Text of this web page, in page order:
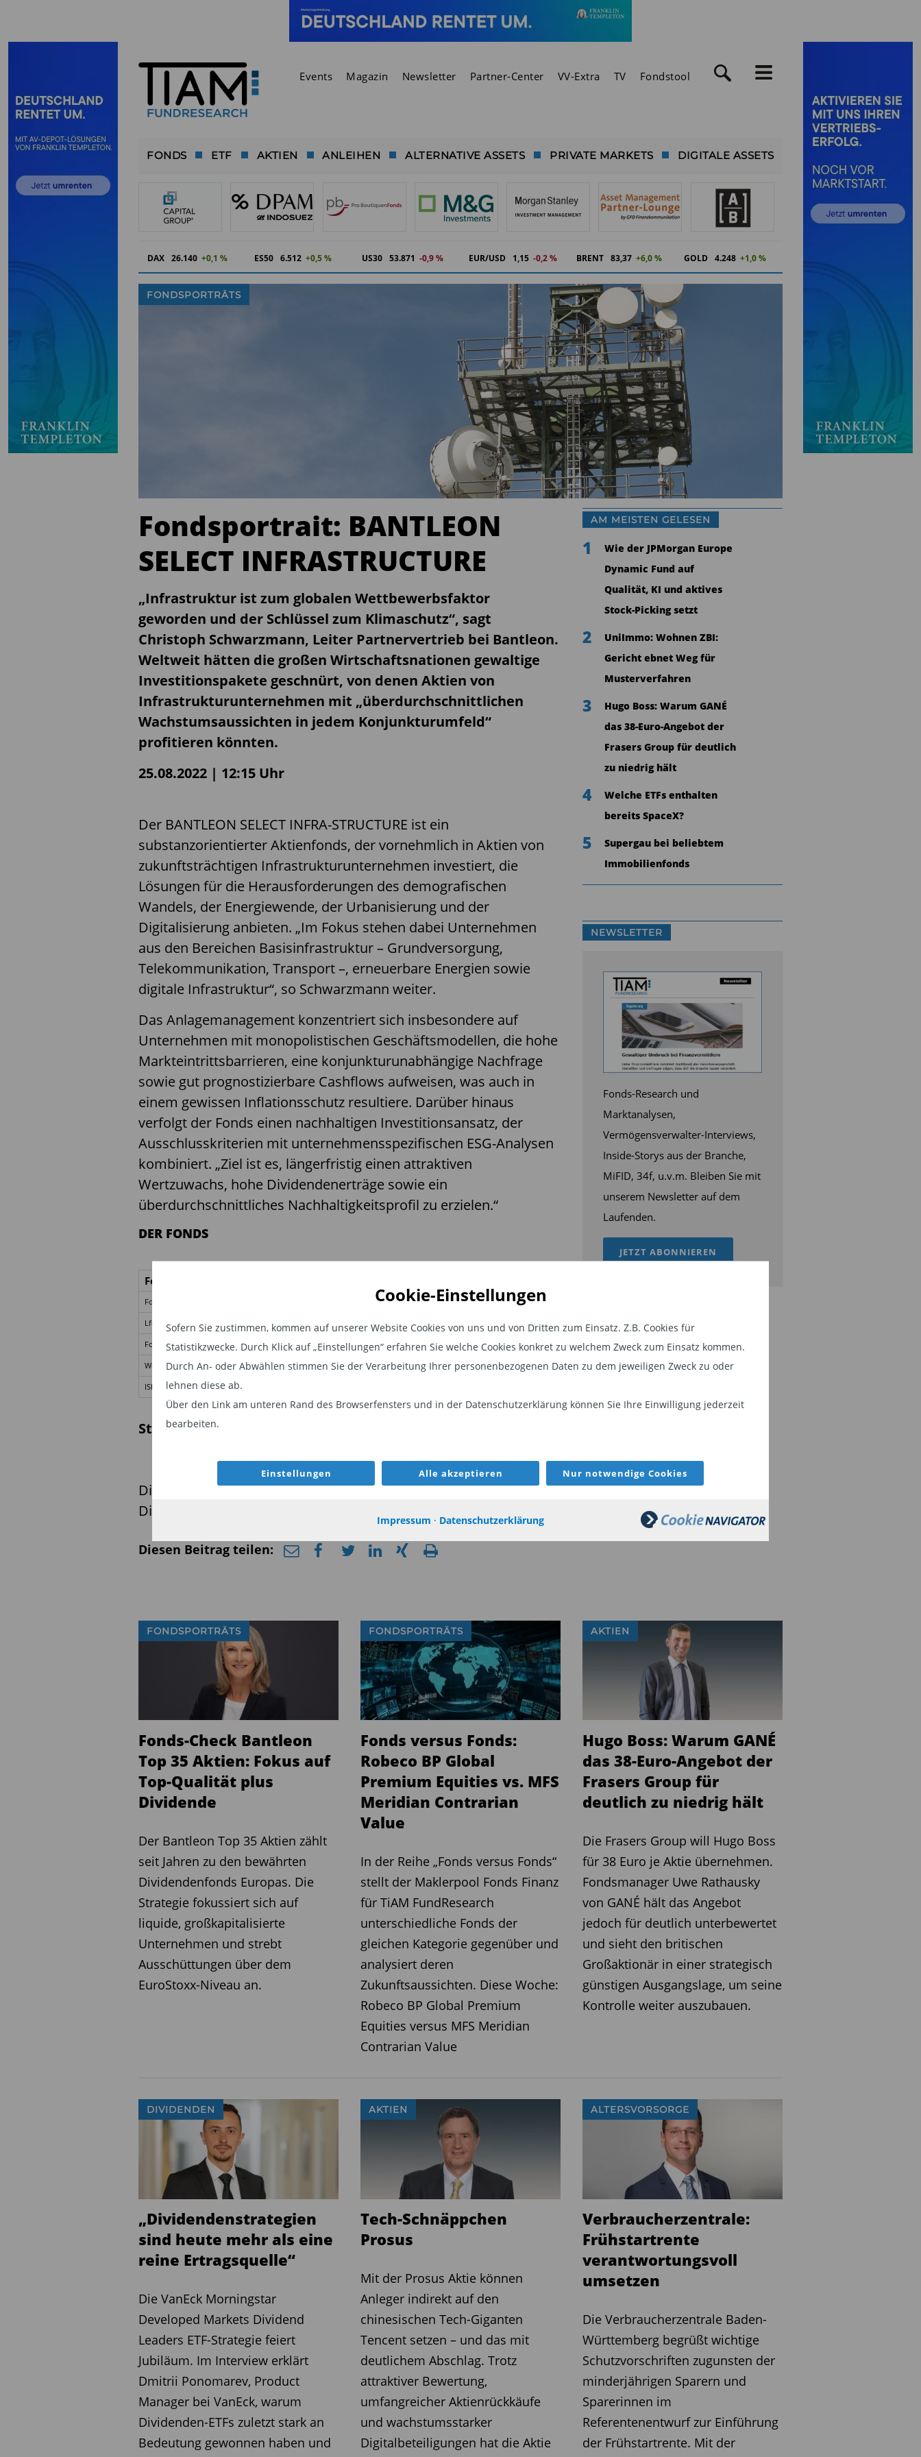
Cookie-Einstellungen
Sofern Sie zustimmen, kommen auf unserer Website Cookies von uns und von Dritten zum Einsatz. Z.B. Cookies für
Statistikzwecke. Durch Klick auf „Einstellungen“ erfahren Sie welche Cookies konkret zu welchem Zweck zum Einsatz kommen.
Durch An- oder Abwählen stimmen Sie der Verarbeitung Ihrer personenbezogenen Daten zu dem jeweiligen Zweck zu oder
lehnen diese ab.
Über den Link am unteren Rand des Browserfensters und in der Datenschutzerklärung können Sie Ihre Einwilligung jederzeit
bearbeiten.
Einstellungen Alle akzeptieren Nur notwendige Cookies
Impressum · Datenschutzerklärung
Events Magazin Newsletter Partner-Center VV-Extra TV Fondstool
FONDS ETF AKTIEN ANLEIHEN ALTERNATIVE ASSETS PRIVATE MARKETS DIGITALE ASSETS
DAX 26.140 +0,1 % ES50 6.512 +0,5 % US30 53.871 -0,9 % EUR/USD 1,15 -0,2 % BRENT 83,37 +6,0 % GOLD 4.248 +1,0 %
FONDSPORTRÄTS
Fondsportrait: BANTLEON
SELECT INFRASTRUCTURE
„Infrastruktur ist zum globalen Wettbewerbsfaktor
geworden und der Schlüssel zum Klimaschutz“, sagt
Christoph Schwarzmann, Leiter Partnervertrieb bei Bantleon.
Weltweit hätten die großen Wirtschaftsnationen gewaltige
Investitionspakete geschnürt, von denen Aktien von
Infrastrukturunternehmen mit „überdurchschnittlichen
Wachstumsaussichten in jedem Konjunkturumfeld“
profitieren könnten.
25.08.2022 | 12:15 Uhr
Der BANTLEON SELECT INFRA-STRUCTURE ist ein
substanzorientierter Aktienfonds, der vornehmlich in Aktien von
zukunftsträchtigen Infrastrukturunternehmen investiert, die
Lösungen für die Herausforderungen des demografischen
Wandels, der Energiewende, der Urbanisierung und der
Digitalisierung anbieten. „Im Fokus stehen dabei Unternehmen
aus den Bereichen Basisinfrastruktur – Grundversorgung,
Telekommunikation, Transport –, erneuerbare Energien sowie
digitale Infrastruktur“, so Schwarzmann weiter.
Das Anlagemanagement konzentriert sich insbesondere auf
Unternehmen mit monopolistischen Geschäftsmodellen, die hohe
Markteintrittsbarrieren, eine konjunkturunabhängige Nachfrage
sowie gut prognostizierbare Cashflows aufweisen, was auch in
einem gewissen Inflationsschutz resultiere. Darüber hinaus
verfolgt der Fonds einen nachhaltigen Investitionsansatz, der
Ausschlusskriterien mit unternehmensspezifischen ESG-Analysen
kombiniert. „Ziel ist es, längerfristig einen attraktiven
Wertzuwachs, hohe Dividendenerträge sowie ein
überdurchschnittliches Nachhaltigkeitsprofil zu erzielen.“
DER FONDS
Fondsname
Fondsstart
Lfd. Fondskosten 0,97 % (TER)
Fondsvolumen 71,0 Mio. €
Wertzuw. 3 Jahre 4,31 % p. a.
ISIN
Stand: 31.03.2022
Dieses Fondsportrait gehört zur "TiAM Round Table Megatrends:
Die Gewinnerthemen für dieses Jahrzehnt" -
Diesen Beitrag teilen:
AM MEISTEN GELESEN
1
Wie der JPMorgan Europe
Dynamic Fund auf
Qualität, KI und aktives
Stock-Picking setzt
2
UniImmo: Wohnen ZBI:
Gericht ebnet Weg für
Musterverfahren
3
Hugo Boss: Warum GANÉ
das 38-Euro-Angebot der
Frasers Group für deutlich
zu niedrig hält
4
Welche ETFs enthalten
bereits SpaceX?
5
Supergau bei beliebtem
Immobilienfonds
NEWSLETTER
Fonds-Research und
Marktanalysen,
Vermögensverwalter-Interviews,
Inside-Storys aus der Branche,
MiFID, 34f, u.v.m. Bleiben Sie mit
unserem Newsletter auf dem
Laufenden.
JETZT ABONNIEREN
FONDSPORTRÄTS
Fonds-Check Bantleon
Top 35 Aktien: Fokus auf
Top-Qualität plus
Dividende
Der Bantleon Top 35 Aktien zählt
seit Jahren zu den bewährten
Dividendenfonds Europas. Die
Strategie fokussiert sich auf
liquide, großkapitalisierte
Unternehmen und strebt
Ausschüttungen über dem
EuroStoxx-Niveau an.
FONDSPORTRÄTS
Fonds versus Fonds:
Robeco BP Global
Premium Equities vs. MFS
Meridian Contrarian
Value
In der Reihe „Fonds versus Fonds“
stellt der Maklerpool Fonds Finanz
für TiAM FundResearch
unterschiedliche Fonds der
gleichen Kategorie gegenüber und
analysiert deren
Zukunftsaussichten. Diese Woche:
Robeco BP Global Premium
Equities versus MFS Meridian
Contrarian Value
AKTIEN
Hugo Boss: Warum GANÉ
das 38-Euro-Angebot der
Frasers Group für
deutlich zu niedrig hält
Die Frasers Group will Hugo Boss
für 38 Euro je Aktie übernehmen.
Fondsmanager Uwe Rathausky
von GANÉ hält das Angebot
jedoch für deutlich unterbewertet
und sieht den britischen
Großaktionär in einer strategisch
günstigen Ausgangslage, um seine
Kontrolle weiter auszubauen.
DIVIDENDEN
„Dividendenstrategien
sind heute mehr als eine
reine Ertragsquelle“
Die VanEck Morningstar
Developed Markets Dividend
Leaders ETF-Strategie feiert
Jubiläum. Im Interview erklärt
Dmitrii Ponomarev, Product
Manager bei VanEck, warum
Dividenden-ETFs zuletzt stark an
Bedeutung gewonnen haben und
AKTIEN
Tech-Schnäppchen
Prosus
Mit der Prosus Aktie können
Anleger indirekt auf den
chinesischen Tech-Giganten
Tencent setzen – und das mit
deutlichem Abschlag. Trotz
attraktiver Bewertung,
umfangreicher Aktienrückkäufe
und wachstumsstarker
Digitalbeteiligungen hat die Aktie
ALTERSVORSORGE
Verbraucherzentrale:
Frühstartrente
verantwortungsvoll
umsetzen ­ ­ ­ ­ ­ ­
Die Verbraucherzentrale Baden-
Württemberg begrüßt wichtige
Schutzvorschriften zugunsten der
minderjährigen Sparern und
Sparerinnen im
Referentenentwurf zur Einführung
der Frühstartrente. Mit der